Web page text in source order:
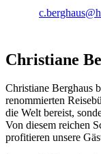
Christiane
Christiane Berghaus
renommierten
die Welt bereist,
Von diesem reichen
profitieren unsere